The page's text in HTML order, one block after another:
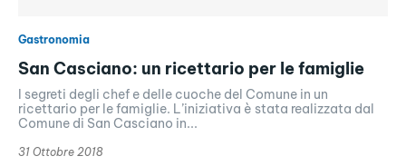
Gastronomia
San Casciano: un ricettario per le famiglie
I segreti degli chef e delle cuoche del Comune in un
ricettario per le famiglie. L’iniziativa è stata realizzata dal
Comune di San Casciano in...
31 Ottobre 2018